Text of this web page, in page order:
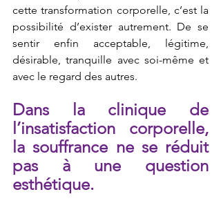
cette transformation corporelle, c’est la
possibilité d’exister autrement. De se
sentir enfin acceptable, légitime,
désirable, tranquille avec soi-même et
avec le regard des autres.
Dans la clinique de
l’insatisfaction corporelle,
la souffrance ne se réduit
pas à une question
esthétique.